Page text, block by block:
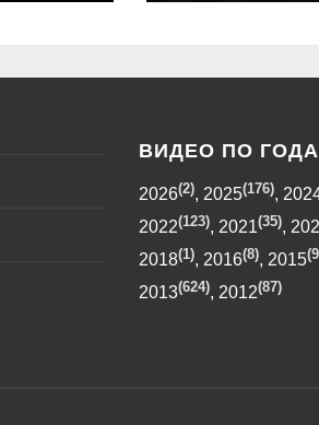
ВИДЕО ПО
2026(2), 2025(176),
2022(123), 2021(35),
2018(1), 2016(8), 2015
2013(624), 2012(87)